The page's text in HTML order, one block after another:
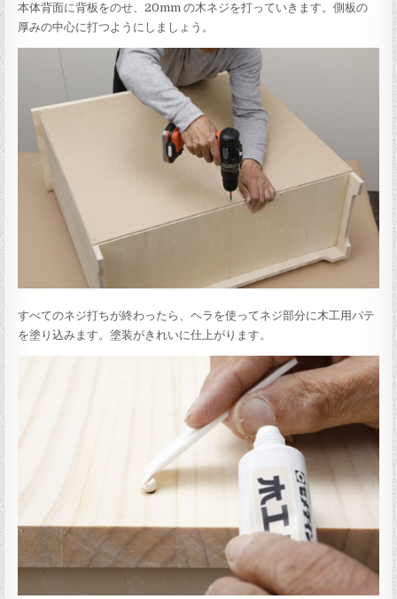
本体背面に背板をのせ、20mm の木ネジを打っていきます。側板の
厚みの中心に打つようにしましょう。
すべてのネジ打ちが終わったら、ヘラを使ってネジ部分に木工用パテ
を塗り込みます。塗装がきれいに仕上がります。